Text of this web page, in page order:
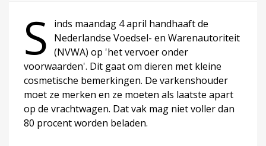
S
inds maandag 4 april handhaaft de
Nederlandse Voedsel- en Warenautoriteit
(NVWA) op 'het vervoer onder
voorwaarden'. Dit gaat om dieren met kleine
cosmetische bemerkingen. De varkenshouder
moet ze merken en ze moeten als laatste apart
op de vrachtwagen. Dat vak mag niet voller dan
80 procent worden beladen.